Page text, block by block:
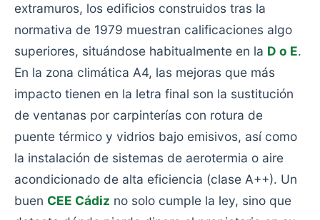
extramuros, los edificios construidos tras la
normativa de 1979 muestran calificaciones algo
superiores, situándose habitualmente en la D o E.
En la zona climática A4, las mejoras que más
impacto tienen en la letra final son la sustitución
de ventanas por carpinterías con rotura de
puente térmico y vidrios bajo emisivos, así como
la instalación de sistemas de aerotermia o aire
acondicionado de alta eficiencia (clase A++). Un
buen CEE Cádiz no solo cumple la ley, sino que